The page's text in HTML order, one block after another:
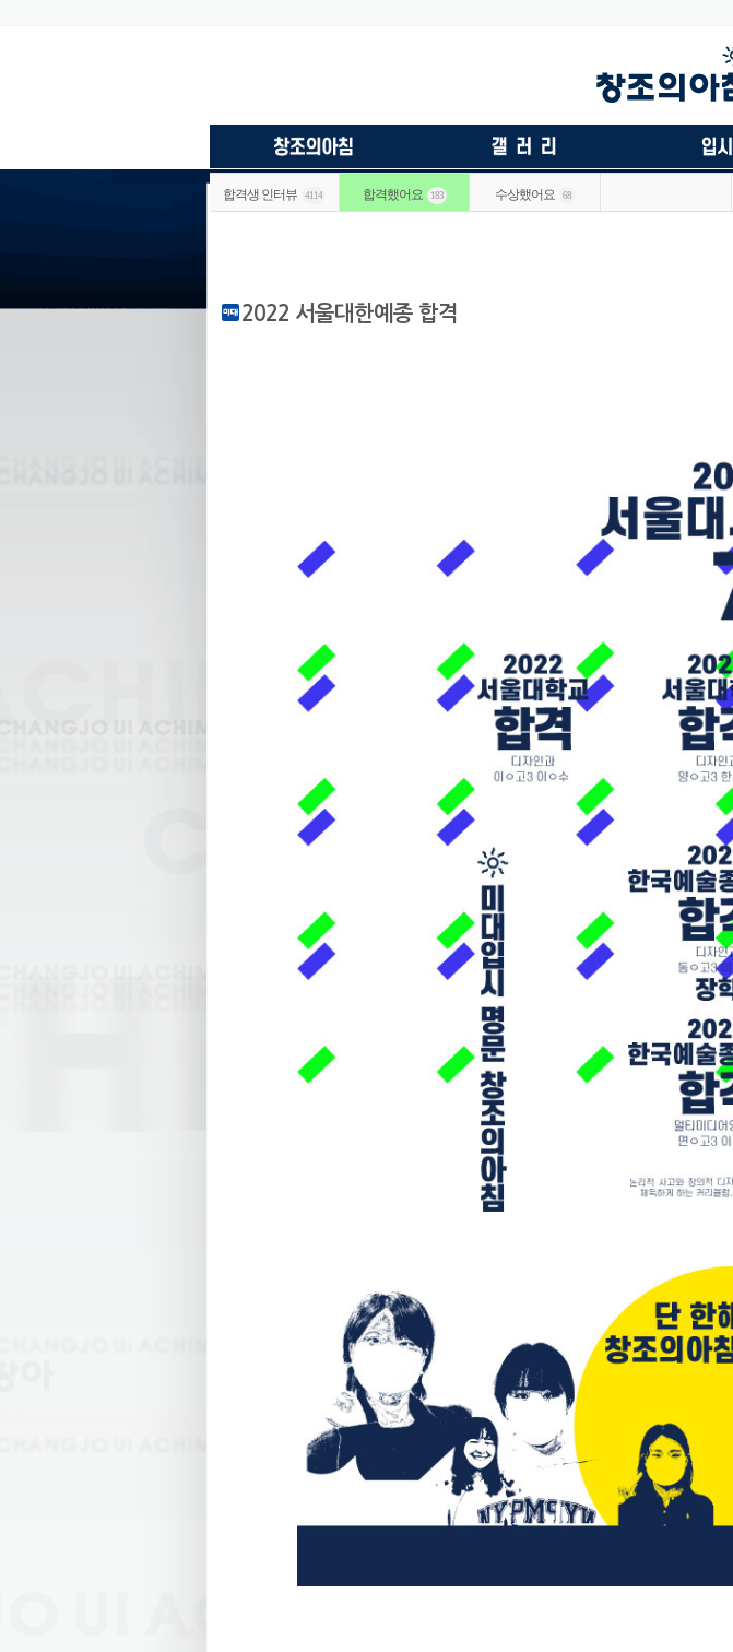
합격생 인터뷰 4114 합격했어요 183 수상했어요 68
2022 서울대한예종 합격